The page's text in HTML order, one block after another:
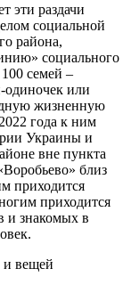
эти раздачи
социальной
района,
социального
семей –
одиночек или
жизненную
года к ним
Украины и
вне пункта
близ
приходится
приходится
и знакомых в
и вещей